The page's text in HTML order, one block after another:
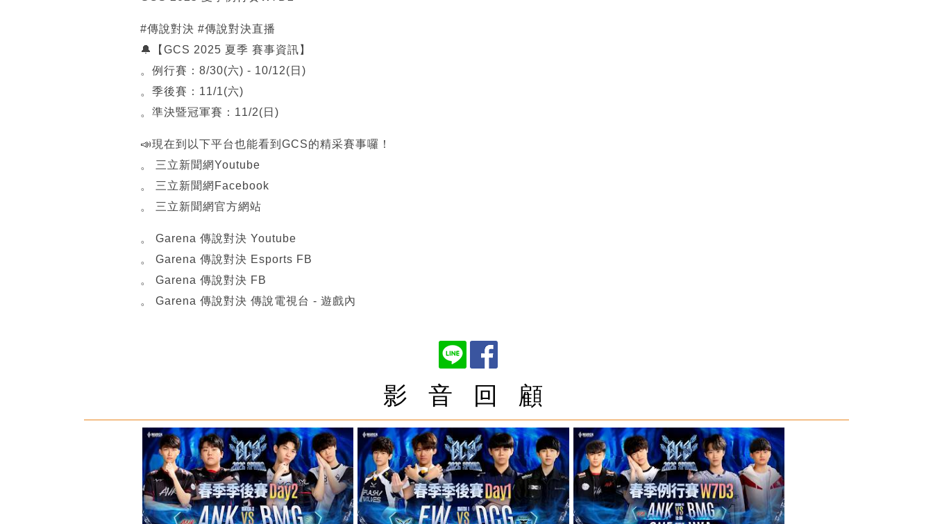
#傳說對決 #傳說對決直播
🔔【GCS 2025 夏季 賽事資訊】
。例行賽：8/30(六) - 10/12(日)
。季後賽：11/1(六)
。準決暨冠軍賽：11/2(日)
📣現在到以下平台也能看到GCS的精采賽事囉！
。 三立新聞網Youtube
。 三立新聞網Facebook
。 三立新聞網官方網站
。 Garena 傳說對決 Youtube
。 Garena 傳說對決 Esports FB
。 Garena 傳說對決 FB
。 Garena 傳說對決 傳說電視台 - 遊戲內
影 音 回 顧